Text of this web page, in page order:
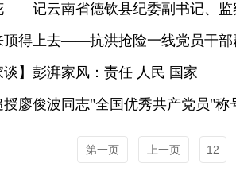
——记云南省德钦县纪委副书记、监
顶得上去——抗洪抢险一线党员干部
谈】彭湃家风：责任 人民 国家
廖俊波同志"全国优秀共产党员"称
第一页 上一页 12